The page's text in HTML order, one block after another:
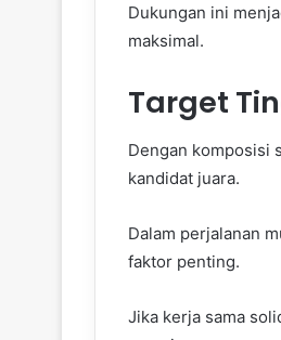
Dukungan ini
maksimal.
Target
Dengan komposisi
kandidat juara.
Dalam perjalanan
faktor penting.
Jika kerja sama